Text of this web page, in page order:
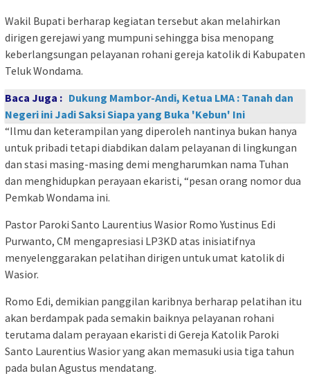
Wakil Bupati berharap kegiatan tersebut akan melahirkan
dirigen gerejawi yang mumpuni sehingga bisa menopang
keberlangsungan pelayanan rohani gereja katolik di Kabupaten
Teluk Wondama.
Baca Juga : Dukung Mambor-Andi, Ketua LMA : Tanah dan
Negeri ini Jadi Saksi Siapa yang Buka 'Kebun' Ini
“Ilmu dan keterampilan yang diperoleh nantinya bukan hanya
untuk pribadi tetapi diabdikan dalam pelayanan di lingkungan
dan stasi masing-masing demi mengharumkan nama Tuhan
dan menghidupkan perayaan ekaristi, “pesan orang nomor dua
Pemkab Wondama ini.
Pastor Paroki Santo Laurentius Wasior Romo Yustinus Edi
Purwanto, CM mengapresiasi LP3KD atas inisiatifnya
menyelenggarakan pelatihan dirigen untuk umat katolik di
Wasior.
Romo Edi, demikian panggilan karibnya berharap pelatihan itu
akan berdampak pada semakin baiknya pelayanan rohani
terutama dalam perayaan ekaristi di Gereja Katolik Paroki
Santo Laurentius Wasior yang akan memasuki usia tiga tahun
pada bulan Agustus mendatang.